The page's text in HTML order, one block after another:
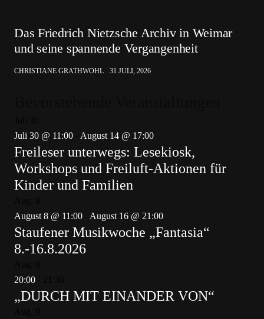
Das Friedrich Nietzsche Archiv in Weimar
und seine spannende Vergangenheit
CHRISTIANE GRATHWOHL 31 JULI, 2026
Juli 30 @ 11:00
August 14 @ 17:00
Freileser unterwegs: Lesekiosk,
Workshops und Freiluft-Aktionen für
Kinder und Familien
August 8 @ 11:00
August 16 @ 21:00
Staufener Musikwoche „Fantasia“
8.-16.8.2026
20:00
„DURCH MIT EINANDER VON“